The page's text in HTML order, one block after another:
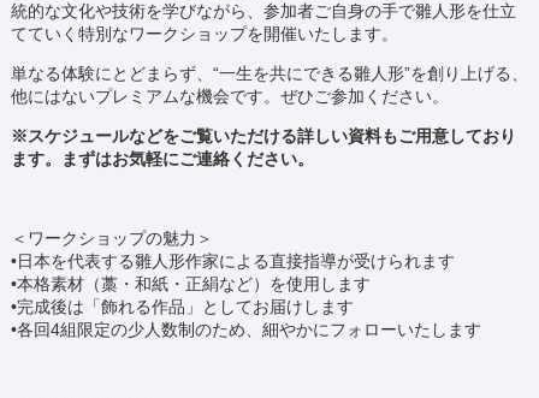
統的な文化や技術を学びながら、参加者ご自身の手で雛人形を仕立
てていく特別なワークショップを開催いたします。
単なる体験にとどまらず、“一生を共にできる雛人形”を創り上げる、
他にはないプレミアムな機会です。ぜひご参加ください。
※スケジュールなどをご覧いただける詳しい資料もご用意しており
ます。まずはお気軽にご連絡ください。
＜ワークショップの魅力＞
•日本を代表する雛人形作家による直接指導が受けられます
•本格素材（藁・和紙・正絹など）を使用します
•完成後は「飾れる作品」としてお届けします
•各回4組限定の少人数制のため、細やかにフォローいたします